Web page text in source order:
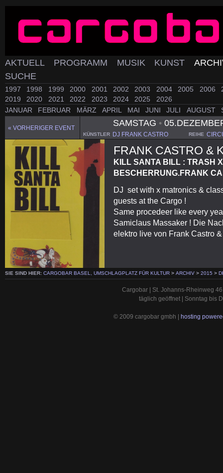
AKTUELL PROGRAMM MUSIK KUNST
SUCHE
1997 1998 1999 2000 2001 2002 2003 2004 2005 2006
2019
2020 2021 2022 2023 2024 2025
2026
JANUAR
FEBRUAR MÄRZ APRIL MAI JUNI JULI AUGUST
« VORHERIGER EVENT
SAMSTAG •
KÜNSTLER DJ FRANK CASTRO REIHE
FRANK CASTRO &
KILL SANTA BILL : TRASH
BESCHERRUNG.FRANK
DJ set with x matronics &
guests at the Cargo !
Same procedeer like every
Samiclaus Massaker ! Die
elektro live von Frank Castro
SIE SIND HIER: CARGOBAR BASEL, UMSCHLAGPLATZ FÜR KULTUR > ARCHIV > 2015 >
Cargobar | St. Johanns-Rheinweg
täglich geöffnet | Sonntag bis
© 2009 cargobar gmbh | hosting